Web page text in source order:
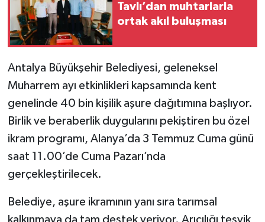
Tavlı’dan muhtarlarla
ortak akıl buluşması
Antalya Büyükşehir Belediyesi, geleneksel
Muharrem ayı etkinlikleri kapsamında kent
genelinde 40 bin kişilik aşure dağıtımına başlıyor.
Birlik ve beraberlik duygularını pekiştiren bu özel
ikram programı, Alanya’da 3 Temmuz Cuma günü
saat 11.00’de Cuma Pazarı’nda
gerçekleştirilecek.
Belediye, aşure ikramının yanı sıra tarımsal